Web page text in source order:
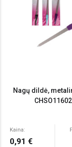
Nagų dildė,
Kaina:
0,91 €